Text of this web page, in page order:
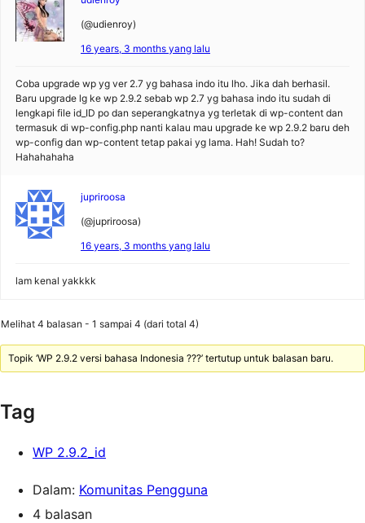
(@udienroy)
16 years, 3 months yang lalu
Coba upgrade wp yg ver 2.7 yg bahasa indo itu lho. Jika dah berhasil.
Baru upgrade lg ke wp 2.9.2 sebab wp 2.7 yg bahasa indo itu sudah di
lengkapi file id_ID po dan seperangkatnya yg terletak di wp-content dan
termasuk di wp-config.php nanti kalau mau upgrade ke wp 2.9.2 baru deh
wp-config dan wp-content tetap pakai yg lama. Hah! Sudah to?
Hahahahaha
jupriroosa
(@jupriroosa)
16 years, 3 months yang lalu
lam kenal yakkkk
Melihat 4 balasan - 1 sampai 4 (dari total 4)
Topik ‘WP 2.9.2 versi bahasa Indonesia ???’ tertutup untuk balasan baru.
Tag
WP 2.9.2_id
Dalam: Komunitas Pengguna
4 balasan